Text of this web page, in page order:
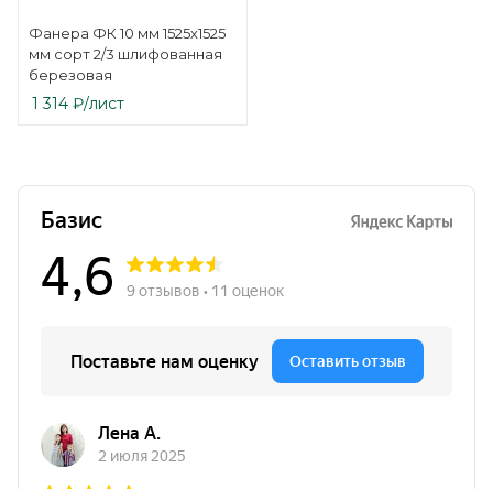
Фанера ФК 10 мм 1525х1525
мм сорт 2/3 шлифованная
березовая
1 314 ₽/лист